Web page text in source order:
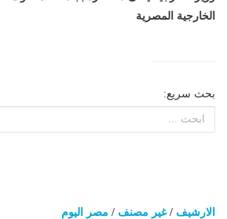
الخارجية المصرية
بحث سريع:
الارشيف /غير مصنف / مصر اليوم